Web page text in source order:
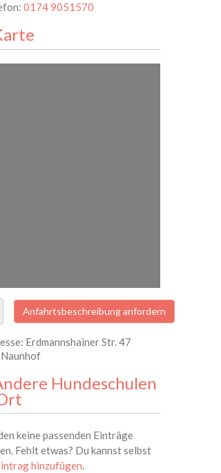
0174 9051570
Erdmannshainer Str. 47
Hundeschulen
keine passenden Einträge
Fehlt etwas? Du kannst selbst
hinzufügen.